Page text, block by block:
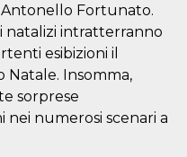
Fortunato.
natalizi intratterranno
esibizioni il
Natale. Insomma,
sorprese
nei numerosi scenari a
/
Vencimiento
Inc.
4 semanas 2
días
durante